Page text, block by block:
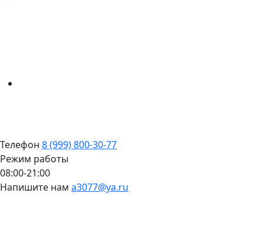
Телефон 8 (999) 800-30-77
Режим работы
08:00-21:00
Напишите нам a3077@ya.ru